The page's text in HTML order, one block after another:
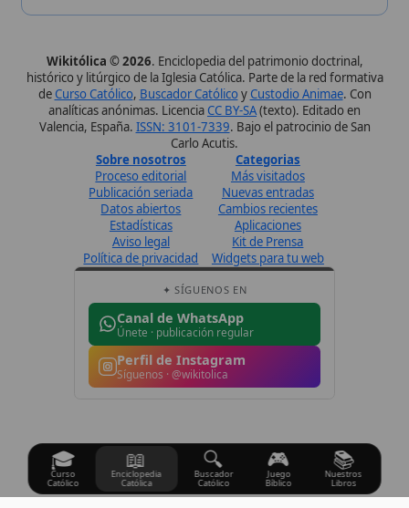
Política de privacidad Widgets para tu web
Canal de WhatsApp
Únete · publicación regular
Perfil de Instagram
Síguenos · @wikitolica